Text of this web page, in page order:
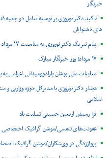
خبرنگار
تاکید دکتر نوروزی بر توسعه تعامل دو
های ناشنوایان
پیام تبریک دکتر نوروزی به مناسبت ۱۷ مرداد روز خبرنگار
۱۷ مرداد؛ روز خبرنگار مبارک
معاینات ملی پوشان پارادوومیدانی اعزامی به
دیدار دکتر نوروزی با مدیرکل حوزه وزارتی و
اسلامی
فرا رسیدن اربعین حسینی تسلیت باد
عفونت‌های تنفسی/موشن گرافیک اختصاصی
پرواززدگی در ورزشکاران/موشن گرافیک